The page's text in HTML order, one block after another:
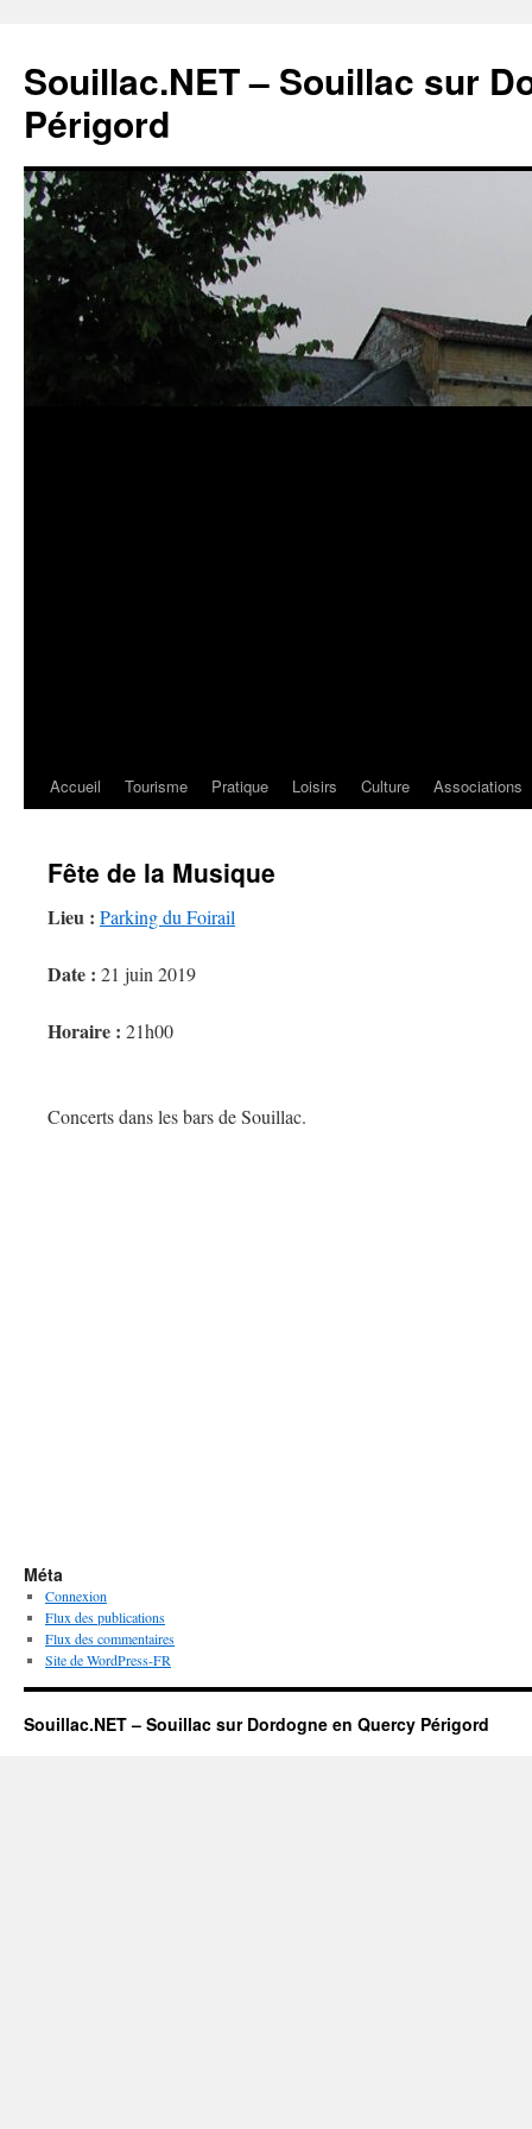
Souillac.NET – Souillac sur
Périgord
Accueil Tourisme Pratique Loisirs Culture Associations
Fête de la Musique
Lieu : Parking du Foirail
Date : 21 juin 2019
Horaire : 21h00
Concerts dans les bars de Souillac.
Méta
Connexion
Flux des publications
Flux des commentaires
Site de WordPress-FR
Souillac.NET – Souillac sur Dordogne en Quercy Périgord